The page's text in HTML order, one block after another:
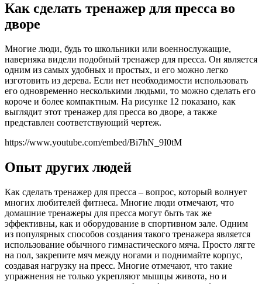
Как сделать тренажер для пресса во
дворе
Многие люди, будь то школьники или военнослужащие,
наверняка видели подобный тренажер для пресса. Он является
одним из самых удобных и простых, и его можно легко
изготовить из дерева. Если нет необходимости использовать
его одновременно несколькими людьми, то можно сделать его
короче и более компактным. На рисунке 12 показано, как
выглядит этот тренажер для пресса во дворе, а также
представлен соответствующий чертеж.
https://www.youtube.com/embed/Bi7hN_9I0tM
Опыт других людей
Как сделать тренажер для пресса – вопрос, который волнует
многих любителей фитнеса. Многие люди отмечают, что
домашние тренажеры для пресса могут быть так же
эффективны, как и оборудование в спортивном зале. Одним
из популярных способов создания такого тренажера является
использование обычного гимнастического мяча. Просто лягте
на пол, закрепите мяч между ногами и поднимайте корпус,
создавая нагрузку на пресс. Многие отмечают, что такие
упражнения не только укрепляют мышцы живота, но и